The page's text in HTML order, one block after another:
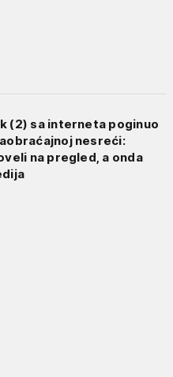
(2) sa interneta poginuo
nesreći:
na pregled, a onda